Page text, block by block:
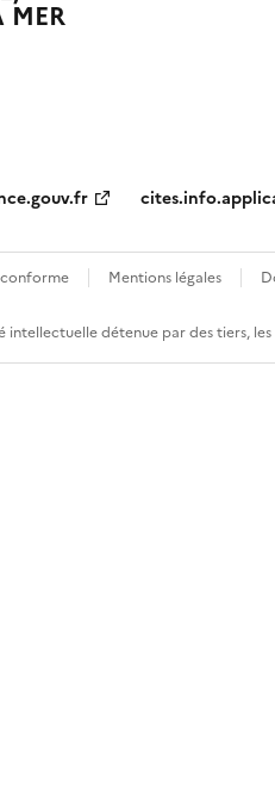
MER
Mentions légales
détenue par des tiers,